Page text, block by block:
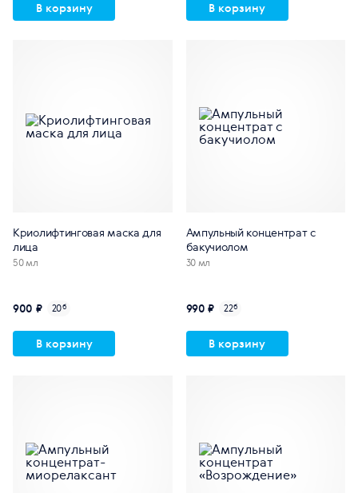
В корзину В корзину
Криолифтинговая маска для
лица
50 мл
900 ₽ 20б
В корзину
Ампульный концентрат с
бакучиолом
30 мл
990 ₽ 22б
В корзину